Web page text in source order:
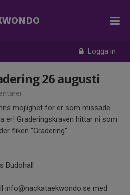
Logga in
26 augusti
möjlighet för er som missade
er! Graderingskraven hittar ni som
fliken "Gradering".
Budohall
info@nackataekwondo.se med